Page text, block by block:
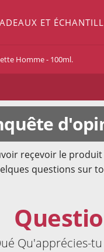
ET
Homme - 100ml.
reçevoir le
questions sur
Qu'apprécies-